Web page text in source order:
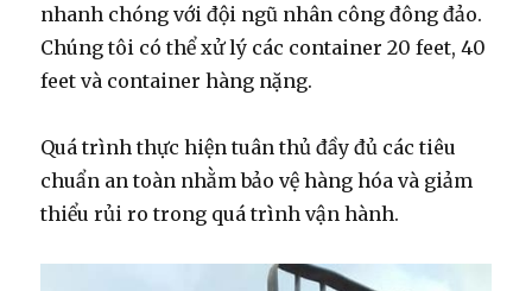
nhanh chóng với đội ngũ nhân công đông đảo.
Chúng tôi có thể xử lý các container 20 feet, 40
feet và container hàng nặng.
Quá trình thực hiện tuân thủ đầy đủ các tiêu
chuẩn an toàn nhằm bảo vệ hàng hóa và giảm
thiểu rủi ro trong quá trình vận hành.